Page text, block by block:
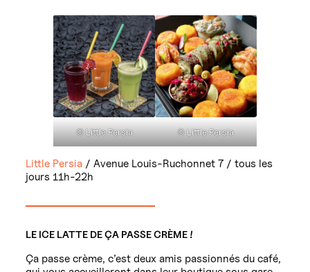
© Little Persia © Little Persia
Little Persia / Avenue Louis-Ruchonnet 7 / tous les
jours 11h-22h
LE ICE LATTE DE ÇA PASSE CRÈME !
Ça passe crème, c’est deux amis passionnés du café,